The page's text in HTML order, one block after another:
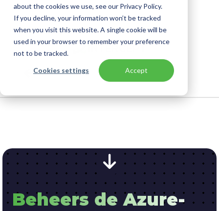
about the cookies we use, see our Privacy Policy.
If you decline, your information won’t be tracked
when you visit this website. A single cookie will be
used in your browser to remember your preference
not to be tracked.
Cookies settings Accept
HOME
Beheers de Azure-